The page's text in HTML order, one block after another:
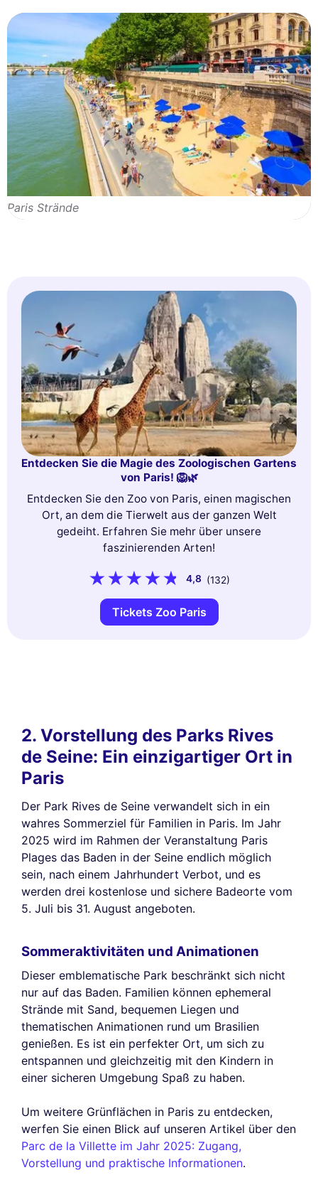
Paris Strände
Entdecken Sie die Magie des Zoologischen Gartens
von Paris! 🦁🌿
Entdecken Sie den Zoo von Paris, einen magischen
Ort, an dem die Tierwelt aus der ganzen Welt
gedeiht. Erfahren Sie mehr über unsere
faszinierenden Arten!
4,8 (132)
Tickets Zoo Paris
2. Vorstellung des Parks Rives
de Seine: Ein einzigartiger Ort in
Paris
Der Park Rives de Seine verwandelt sich in ein
wahres Sommerziel für Familien in Paris. Im Jahr
2025 wird im Rahmen der Veranstaltung Paris
Plages das Baden in der Seine endlich möglich
sein, nach einem Jahrhundert Verbot, und es
werden drei kostenlose und sichere Badeorte vom
5. Juli bis 31. August angeboten.
Sommeraktivitäten und Animationen
Dieser emblematische Park beschränkt sich nicht
nur auf das Baden. Familien können ephemeral
Strände mit Sand, bequemen Liegen und
thematischen Animationen rund um Brasilien
genießen. Es ist ein perfekter Ort, um sich zu
entspannen und gleichzeitig mit den Kindern in
einer sicheren Umgebung Spaß zu haben.
Um weitere Grünflächen in Paris zu entdecken,
werfen Sie einen Blick auf unseren Artikel über den
Parc de la Villette im Jahr 2025: Zugang,
Vorstellung und praktische Informationen.